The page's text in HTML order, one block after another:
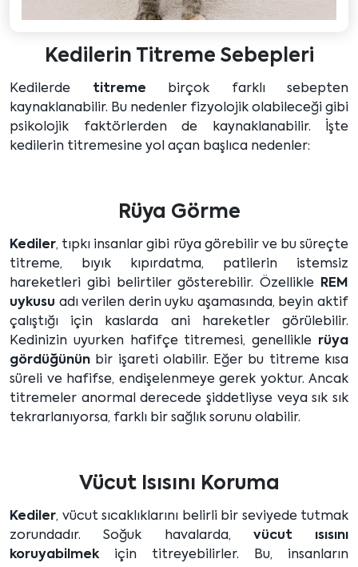
Kedilerin Titreme Sebepleri
Kedilerde titreme birçok farklı sebepten
kaynaklanabilir. Bu nedenler fizyolojik olabileceği gibi
psikolojik faktörlerden de kaynaklanabilir. İşte
kedilerin titremesine yol açan başlıca nedenler:
Rüya Görme
Kediler, tıpkı insanlar gibi rüya görebilir ve bu süreçte
titreme, bıyık kıpırdatma, patilerin istemsiz
hareketleri gibi belirtiler gösterebilir. Özellikle REM
uykusu adı verilen derin uyku aşamasında, beyin aktif
çalıştığı için kaslarda ani hareketler görülebilir.
Kedinizin uyurken hafifçe titremesi, genellikle rüya
gördüğünün bir işareti olabilir. Eğer bu titreme kısa
süreli ve hafifse, endişelenmeye gerek yoktur. Ancak
titremeler anormal derecede şiddetliyse veya sık sık
tekrarlanıyorsa, farklı bir sağlık sorunu olabilir.
Vücut Isısını Koruma
Kediler, vücut sıcaklıklarını belirli bir seviyede tutmak
zorundadır. Soğuk havalarda, vücut ısısını
koruyabilmekiçin titreyebilirler. Bu, insanların